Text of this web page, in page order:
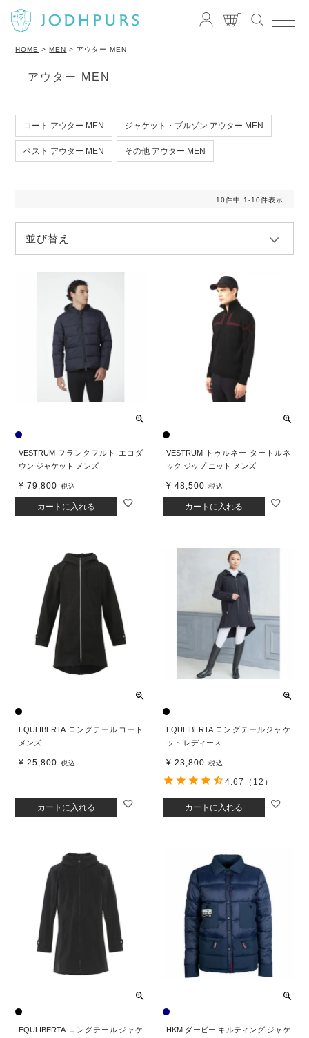
HOME MEN アウター MEN
アウター MEN
コート アウター MEN ジャケット・ブルゾン アウター MEN
ベスト アウター MEN その他 アウター MEN
並び替え
10件中 1 -10件表示
VESTRUM フランクフルト エコダ
ウン ジャケット メンズ
¥ 79,800 税込
カートに入れる
VESTRUM トゥルネー タートルネ
ック ジップ ニット メンズ
¥ 48,500 税込
カートに入れる
EQULIBERTA ロングテールコート
メンズ
¥ 25,800 税込
カートに入れる
EQULIBERTA ロングテールジャケ
ット レディース
¥ 23,800 税込
カートに入れる
4.67 （12）
EQULIBERTA ロングテールジャケ
HKM ダービー キルティング ジャケ